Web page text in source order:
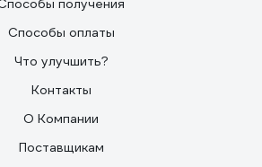
получения
Способы оплаты
Что улучшить?
Контакты
О Компании
Поставщикам